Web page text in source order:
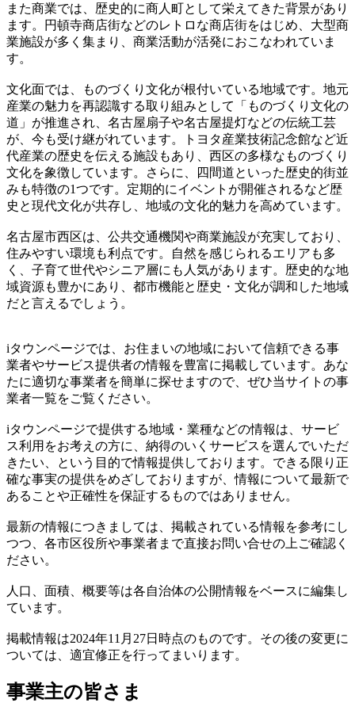
また商業では、歴史的に商人町として栄えてきた背景があり
ます。円頓寺商店街などのレトロな商店街をはじめ、大型商
業施設が多く集まり、商業活動が活発におこなわれていま
す。
文化面では、ものづくり文化が根付いている地域です。地元
産業の魅力を再認識する取り組みとして「ものづくり文化の
道」が推進され、名古屋扇子や名古屋提灯などの伝統工芸
が、今も受け継がれています。トヨタ産業技術記念館など近
代産業の歴史を伝える施設もあり、西区の多様なものづくり
文化を象徴しています。さらに、四間道といった歴史的街並
みも特徴の1つです。定期的にイベントが開催されるなど歴
史と現代文化が共存し、地域の文化的魅力を高めています。
名古屋市西区は、公共交通機関や商業施設が充実しており、
住みやすい環境も利点です。自然を感じられるエリアも多
く、子育て世代やシニア層にも人気があります。歴史的な地
域資源も豊かにあり、都市機能と歴史・文化が調和した地域
だと言えるでしょう。
iタウンページでは、お住まいの地域において信頼できる事
業者やサービス提供者の情報を豊富に掲載しています。あな
たに適切な事業者を簡単に探せますので、ぜひ当サイトの事
業者一覧をご覧ください。
iタウンページで提供する地域・業種などの情報は、サービ
ス利用をお考えの方に、納得のいくサービスを選んでいただ
きたい、という目的で情報提供しております。できる限り正
確な事実の提供をめざしておりますが、情報について最新で
あることや正確性を保証するものではありません。
最新の情報につきましては、掲載されている情報を参考にし
つつ、各市区役所や事業者まで直接お問い合せの上ご確認く
ださい。
人口、面積、概要等は各自治体の公開情報をベースに編集し
ています。
掲載情報は2024年11月27日時点のものです。その後の変更に
ついては、適宜修正を行ってまいります。
事業主の皆さま